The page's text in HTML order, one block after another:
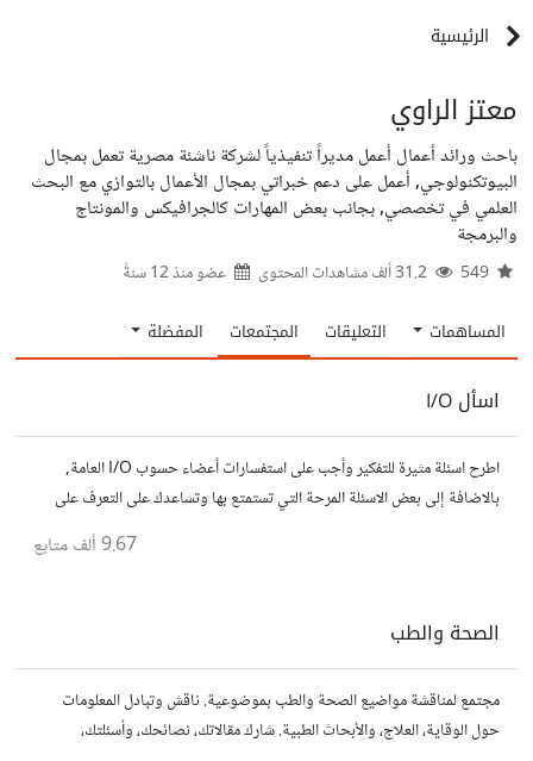
الرئيسية
معتز الراوي
باحث ورائد أعمال أعمل مديراً تنفيذياً لشركة ناشئة مصرية تعمل بمجال
البيوتكنولوجي, أعمل على دعم خبراتي بمجال الأعمال بالتوازي مع البحث
العلمي في تخصصي, بجانب بعض المهارات كالجرافيكس والمونتاج
والبرمجة
عضو منذ12 سنةً
المساهمات التعليقات المجتمعات المفضلة
اسأل I/O
اطرح اسئلة مثيرة للتفكير وأجب على استفسارات أعضاء حسوب I/O العامة,
بالاضافة إلى بعض الاسئلة المرحة التي تستمتع بها وتساعدك على التعرف على
9.67 ألف متابع
الصحة والطب
مجتمع لمناقشة مواضيع الصحة والطب بموضوعية. ناقش وتبادل المعلومات
حول الوقاية، العلاج، والأبحاث الطبية. شارك مقالاتك، نصائحك، وأسئلتك،